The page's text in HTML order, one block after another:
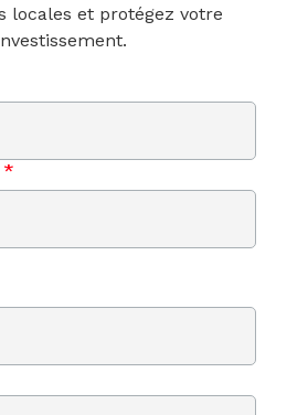
locales et protégez votre
*